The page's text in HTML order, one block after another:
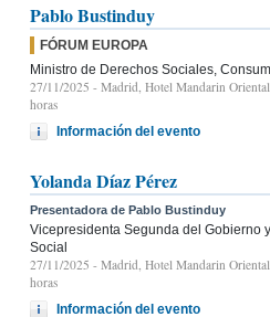
Pablo Bustinduy
FÓRUM EUROPA
Ministro de Derechos Sociales,
27/11/2025 - Madrid, Hotel Mandarin
horas
Información del evento
Yolanda Díaz Pérez
Presentadora de Pablo Bustinduy
Vicepresidenta Segunda del Gobierno
Social
27/11/2025 - Madrid, Hotel Mandarin
horas
Información del evento